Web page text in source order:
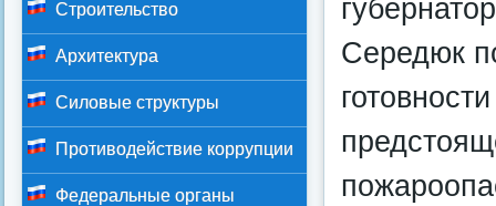
Середюк
Строительство
Архитектура
Силовые структуры
Противодействие коррупции
Федеральные органы